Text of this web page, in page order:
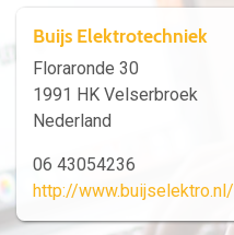
Buijs Elektrotechniek
Floraronde 30
1991 HK Velserbroek
Nederland
06 43054236
http://www.buijselektro.nl/